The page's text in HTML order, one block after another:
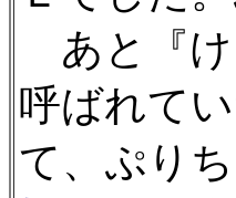
あと『け
呼ばれて
て、ぷり